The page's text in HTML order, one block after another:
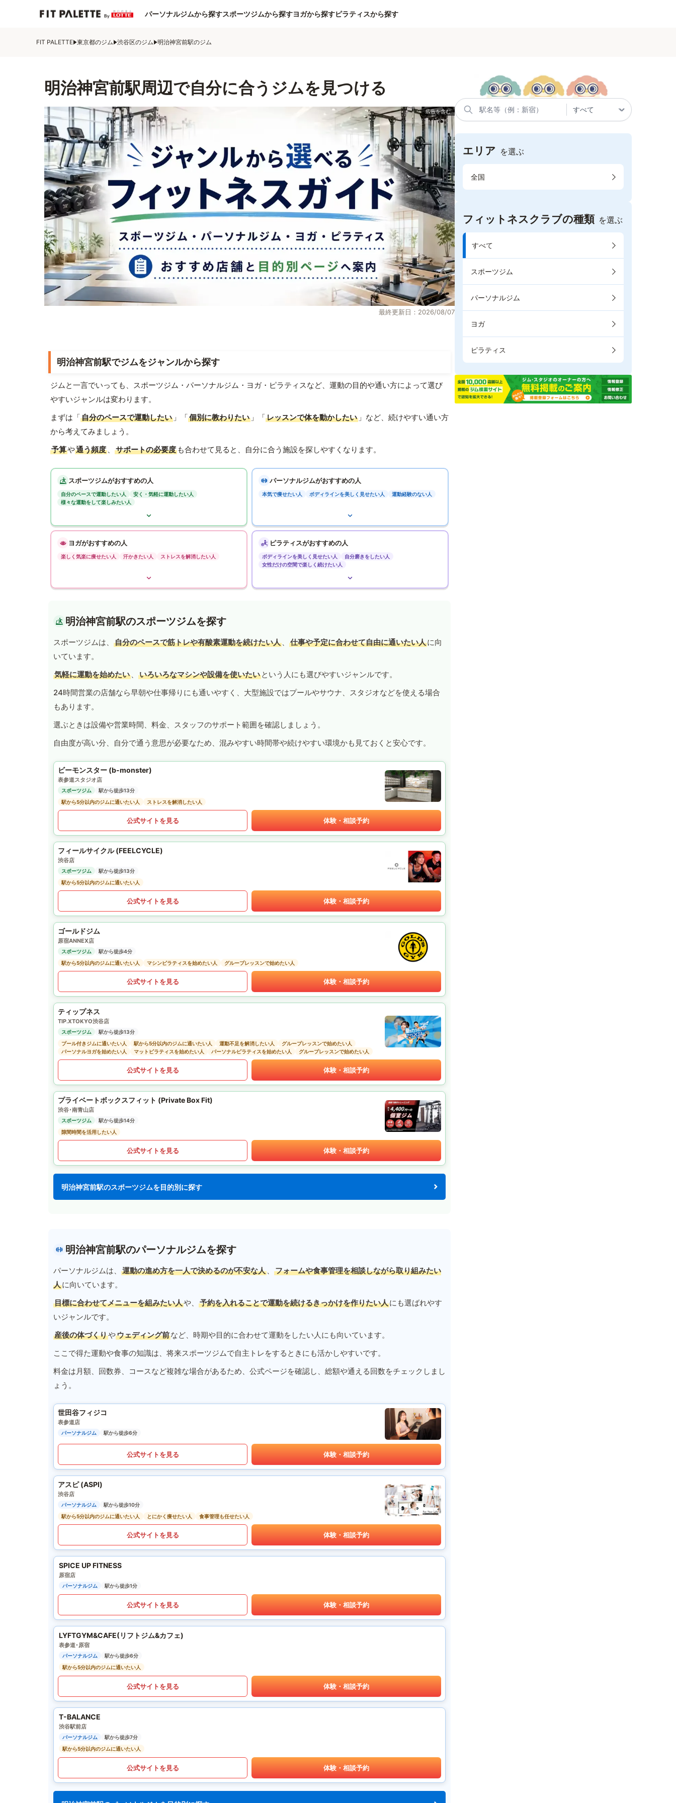
パーソナルジムから探すスポーツジムから探すヨガから探すピラティスから探す
FIT PALETTE 東京都のジム 渋谷区のジム 明治神宮前駅のジム
明治神宮前駅周辺で自分に合うジムを見つける
最終更新日：2026/08/07
明治神宮前駅でジムをジャンルから探す
ジムと一言でいっても、スポーツジム・パーソナルジム・ヨガ・ピラティスなど、運動の目的や通い方によって選び
やすいジャンルは変わります。
まずは「自分のペースで運動したい 」「個別に教わりたい 」「レッスンで体を動かしたい 」など、続けやすい通い方
から考えてみましょう。
予算や通う頻度 、 サポートの必要度 も合わせて見ると、自分に合う施設を探しやすくなります。
スポーツジムがおすすめの人
自分のペースで運動したい人
安く・気軽に運動したい人
様々な運動をして楽しみたい人
パーソナルジムがおすすめの人
本気で痩せたい人 ボディラインを美しく見せたい人 運動経験のない人
ヨガがおすすめの人
楽しく気楽に痩せたい人 汗かきたい人 ストレスを解消したい人
ピラティスがおすすめの人
ボディラインを美しく見せたい人
自分磨きをしたい人
女性だけの空間で楽しく続けたい人
明治神宮前駅のスポーツジムを探す
スポーツジムは、 自分のペースで筋トレや有酸素運動を続けたい人 、 仕事や予定に合わせて自由に通いたい人に向
いています。
気軽に運動を始めたい 、 いろいろなマシンや設備を使いたい という人にも選びやすいジャンルです。
24時間営業の店舗なら早朝や仕事帰りにも通いやすく、大型施設ではプールやサウナ、スタジオなどを使える場合
もあります。
選ぶときは設備や営業時間、料金、スタッフのサポート範囲を確認しましょう。
自由度が高い分、自分で通う意思が必要なため、混みやすい時間帯や続けやすい環境かも見ておくと安心です。
ビーモンスター (b-monster)
表参道スタジオ店
スポーツジム
駅から徒歩13分
駅から5分以内のジムに通いたい人
ストレスを解消したい人
公式サイトを見る 体験・相談予約
フィールサイクル (FEELCYCLE)
渋谷店
スポーツジム
駅から徒歩13分
駅から5分以内のジムに通いたい人
公式サイトを見る 体験・相談予約
ゴールドジム
原宿ANNEX店
スポーツジム
駅から徒歩4分
駅から5分以内のジムに通いたい人
マシンピラティスを始めたい人 グループレッスンで始めたい人
公式サイトを見る 体験・相談予約
ティップネス
TIP.XTOKYO渋谷店
スポーツジム
駅から徒歩13分
プール付きジムに通いたい人
駅から5分以内のジムに通いたい人 運動不足を解消したい人
グループレッスンで始めたい人
パーソナルヨガを始めたい人
マットピラティスを始めたい人 パーソナルピラティスを始めたい人 グループレッスンで始めたい人
公式サイトを見る 体験・相談予約
プライベートボックスフィット (Private Box Fit)
渋谷･南青山店
スポーツジム
駅から徒歩14分
隙間時間を活用したい人
公式サイトを見る 体験・相談予約
明治神宮前駅のスポーツジムを目的別に探す
明治神宮前駅のパーソナルジムを探す
パーソナルジムは、 運動の進め方を一人で決めるのが不安な人 、
フォームや食事管理を相談しながら取り組みたい
人に向いています。
目標に合わせてメニューを組みたい人や、 予約を入れることで運動を続けるきっかけを作りたい人にも選ばれやす
いジャンルです。
産後の体づくりやウェディング前など、時期や目的に合わせて運動をしたい人にも向いています。
ここで得た運動や食事の知識は、将来スポーツジムで自主トレをするときにも活かしやすいです。
料金は月額、回数券、コースなど複雑な場合があるため、公式ページを確認し、総額や通える回数をチェックしまし
ょう。
世田谷フィジコ
表参道店
パーソナルジム 駅から徒歩6分
公式サイトを見る 体験・相談予約
アスピ (ASPI)
渋谷店
パーソナルジム
駅から徒歩10分
駅から5分以内のジムに通いたい人
とにかく痩せたい人 食事管理も任せたい人
公式サイトを見る 体験・相談予約
SPICE UP FITNESS
原宿店
パーソナルジム 駅から徒歩1分
公式サイトを見る 体験・相談予約
LYFTGYM&CAFE(リフトジム&カフェ)
表参道･原宿
パーソナルジム
駅から徒歩6分
駅から5分以内のジムに通いたい人
公式サイトを見る 体験・相談予約
T-BALANCE
渋谷駅前店
パーソナルジム
駅から徒歩7分
駅から5分以内のジムに通いたい人
公式サイトを見る 体験・相談予約
エリア を選ぶ
全国
フィットネスクラブの種類 を選ぶ
すべて
スポーツジム
パーソナルジム
ヨガ
ピラティス